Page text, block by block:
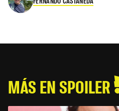
MÁS EN SPOILER